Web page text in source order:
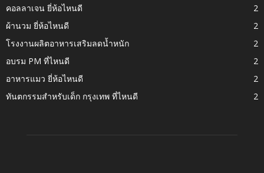
คอลลาเจน ยี่ห้อไหนดี
2
ผ้านวม ยี่ห้อไหนดี
2
โรงงานผลิตอาหารเสริมลดน้ำหนัก
2
อบรม PM ที่ไหนดี
2
อาหารแมว ยี่ห้อไหนดี
2
ทันตกรรมสำหรับเด็ก กรุงเทพ ที่ไหนดี
2